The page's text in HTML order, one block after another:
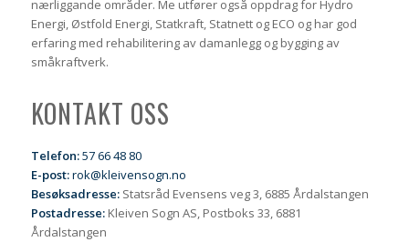
nærliggande områder. Me utfører også oppdrag for Hydro
Energi, Østfold Energi, Statkraft, Statnett og ECO og har god
erfaring med rehabilitering av damanlegg og bygging av
småkraftverk.
KONTAKT OSS
Telefon:57 66 48 80
E-post:rok@kleivensogn.no
Besøksadresse:Statsråd Evensens veg 3, 6885 Årdalstangen
Postadresse:Kleiven Sogn AS, Postboks 33, 6881
Årdalstangen